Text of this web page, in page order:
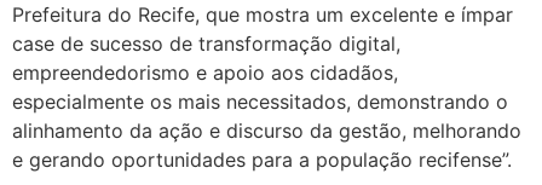
Prefeitura do Recife, que mostra um excelente e ímpar
case de sucesso de transformação digital,
empreendedorismo e apoio aos cidadãos,
especialmente os mais necessitados, demonstrando o
alinhamento da ação e discurso da gestão, melhorando
e gerando oportunidades para a população recifense”.